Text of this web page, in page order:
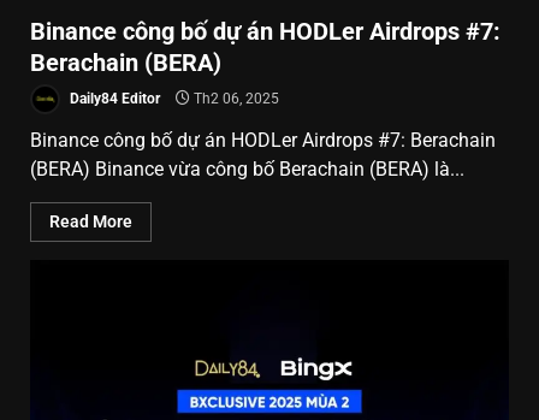
Binance công bố dự án HODLer Airdrops #7:
Berachain (BERA)
Daily84 Editor Th2 06, 2025
Binance công bố dự án HODLer Airdrops #7: Berachain
(BERA) Binance vừa công bố Berachain (BERA) là...
Read More